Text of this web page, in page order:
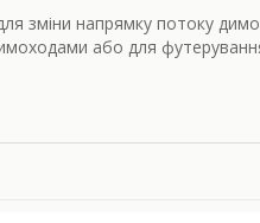
зміни напрямку потоку
або для